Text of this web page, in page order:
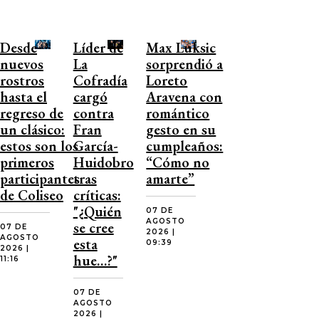
Desde
nuevos
rostros
hasta el
regreso de
un clásico:
estos son los
primeros
participantes
de Coliseo
07 DE
AGOSTO
2026 |
11:16
Líder de
La
Cofradía
cargó
contra
Fran
García-
Huidobro
tras
críticas:
"¿Quién
se cree
esta
hue…?"
07 DE
AGOSTO
2026 |
Max Luksic
sorprendió a
Loreto
Aravena con
romántico
gesto en su
cumpleaños:
“Cómo no
amarte”
07 DE
AGOSTO
2026 |
09:39